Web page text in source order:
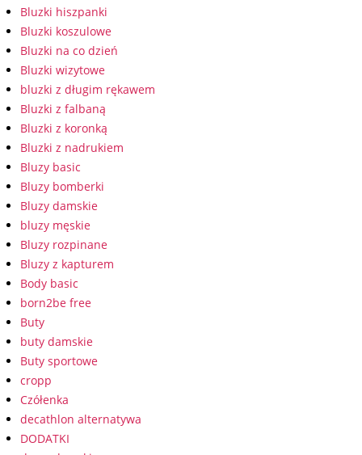
Bluzki hiszpanki
Bluzki koszulowe
Bluzki na co dzień
Bluzki wizytowe
bluzki z długim rękawem
Bluzki z falbaną
Bluzki z koronką
Bluzki z nadrukiem
Bluzy basic
Bluzy bomberki
Bluzy damskie
bluzy męskie
Bluzy rozpinane
Bluzy z kapturem
Body basic
born2be free
Buty
buty damskie
Buty sportowe
cropp
Czółenka
decathlon alternatywa
DODATKI